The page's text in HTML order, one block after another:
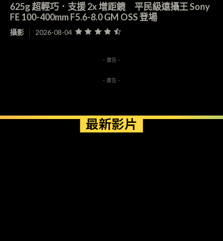
625g 超輕巧．支援 2x 增距鏡 平民級遠攝王 Sony
FE 100-400mm F5.6-8.0 GM OSS 登場
攝影 2026-08-04
- 廣告 -
- 廣告 -
最新影片